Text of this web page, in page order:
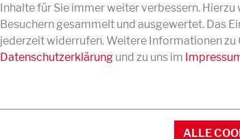
UMWELTINFORMATIONEN
Inhalte für Sie immer weiter verbessern.
Besuchern gesammelt und ausgewertet. Das
jederzeit widerrufen. Weitere Informationen zu
Datenschutzerklärung und zu uns im
ALLE